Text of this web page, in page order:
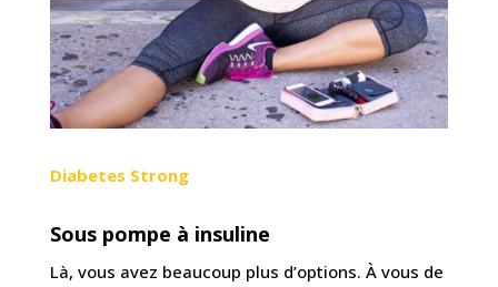
Diabetes Strong
Sous pompe à insuline
Là, vous avez beaucoup plus d’options. À vous de